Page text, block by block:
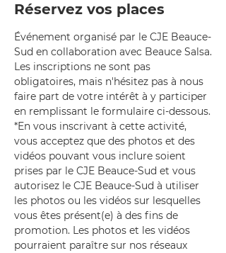
Réservez vos places
Événement organisé par le CJE Beauce-
Sud en collaboration avec Beauce Salsa.
Les inscriptions ne sont pas
obligatoires, mais n'hésitez pas à nous
faire part de votre intérêt à y participer
en remplissant le formulaire ci-dessous.
*En vous inscrivant à cette activité,
vous acceptez que des photos et des
vidéos pouvant vous inclure soient
prises par le CJE Beauce-Sud et vous
autorisez le CJE Beauce-Sud à utiliser
les photos ou les vidéos sur lesquelles
vous êtes présent(e) à des fins de
promotion. Les photos et les vidéos
pourraient paraître sur nos réseaux